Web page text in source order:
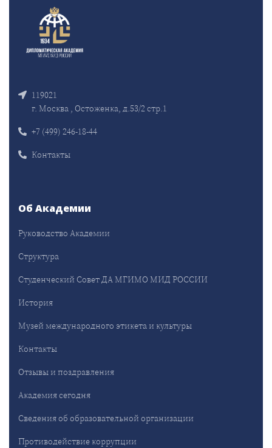
119021
г. Москва , Остоженка, д.53/2 стр.1
+7 (499) 246-18-44
Контакты
Об Академии
Руководство Академии
Структура
Студенческий Совет ДА МГИМО МИД РОССИИ
История
Музей международного этикета и культуры
Контакты
Отзывы и поздравления
Академия сегодня
Сведения об образовательной организации
Противодействие коррупции